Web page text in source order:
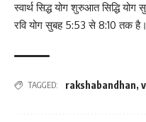
स्वार्थ सिद्ध योग शुरुआत सिद्धि
रवि योग सुबह 5:53 से 8:10 तक है।
TAGGED: rakshabandhan,